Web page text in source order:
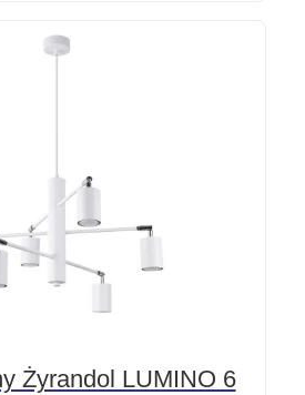
Żyrandol LUMINO 6